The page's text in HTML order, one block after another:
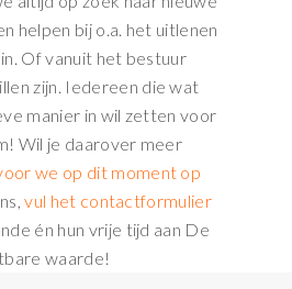
helpen bij o.a. het uitlenen
Of vanuit het bestuur
zijn. Iedereen die wat
manier in wil zetten voor
Wil je daarover meer
we op dit moment op
vul het contactformulier
én hun vrije tijd aan De
waarde!